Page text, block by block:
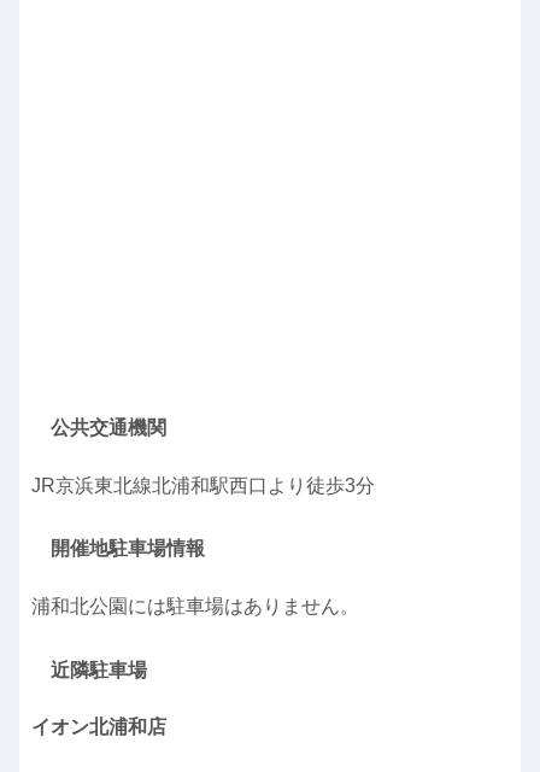
公共交通機関
JR京浜東北線北浦和駅西口より徒歩3分
開催地駐車場情報
浦和北公園には駐車場はありません。
近隣駐車場
イオン北浦和店